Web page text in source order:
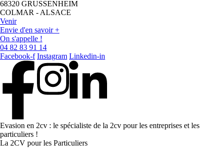
68320 GRUSSENHEIM
COLMAR - ALSACE
Venir
Envie d'en savoir +
On s'appelle !
04 82 83 91 14
Facebook-f Instagram Linkedin-in
Evasion en 2cv : le spécialiste de la 2cv pour les entreprises et les
particuliers !
La 2CV pour les Particuliers